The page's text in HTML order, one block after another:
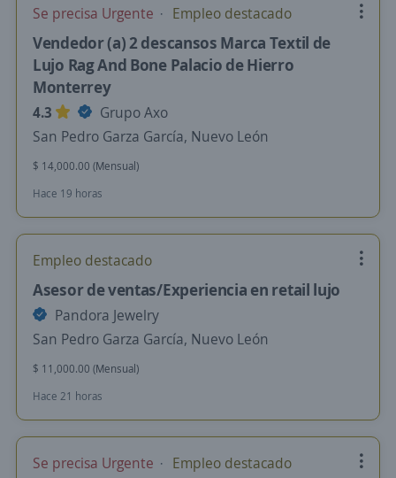
Se precisa Urgente Empleo destacado
Vendedor (a) 2 descansos Marca Textil de
Lujo Rag And Bone Palacio de Hierro
Monterrey
4.3
Grupo Axo
San Pedro Garza García, Nuevo León
$ 14,000.00 (Mensual)
Hace 19 horas
Empleo destacado
Asesor de ventas/Experiencia en retail lujo
Pandora Jewelry
San Pedro Garza García, Nuevo León
$ 11,000.00 (Mensual)
Hace 21 horas
Se precisa Urgente Empleo destacado